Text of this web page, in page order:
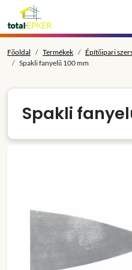
Főoldal Termékek Építőipari
Spakli fanyelű 100 mm
Spakli